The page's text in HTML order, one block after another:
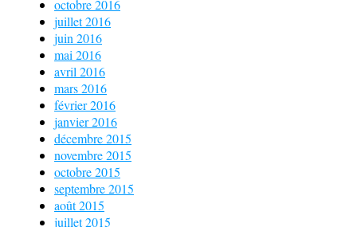
octobre 2016
juillet 2016
juin 2016
mai 2016
avril 2016
mars 2016
février 2016
janvier 2016
décembre 2015
novembre 2015
octobre 2015
septembre 2015
août 2015
juillet 2015